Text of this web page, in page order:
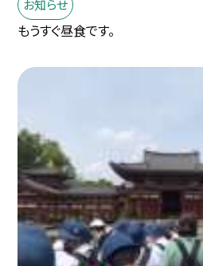
お知らせ
もうすぐ昼食です。